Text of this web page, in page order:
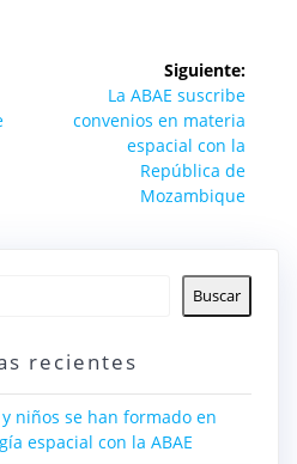
Siguiente:
Siguiente
entrada:
La ABAE suscribe
convenios en materia
espacial con la
República de
Mozambique
Buscar
recientes
niños se han formado en
espacial con la ABAE